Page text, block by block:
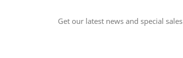
Get our latest news and special sales